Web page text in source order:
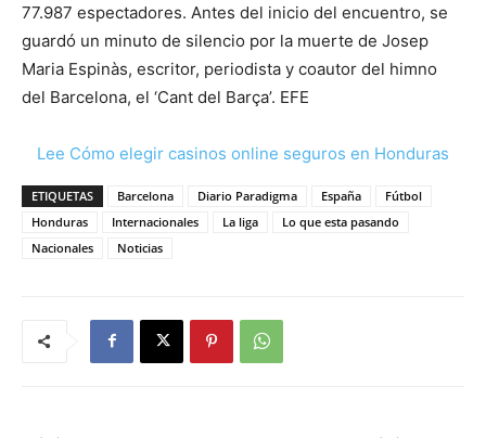
77.987 espectadores. Antes del inicio del encuentro, se
guardó un minuto de silencio por la muerte de Josep
Maria Espinàs, escritor, periodista y coautor del himno
del Barcelona, el ‘Cant del Barça’. EFE
Lee Cómo elegir casinos online seguros en Honduras
ETIQUETAS Barcelona Diario Paradigma España
Fútbol
Honduras
Internacionales La liga
Lo que esta pasando
Nacionales
Noticias